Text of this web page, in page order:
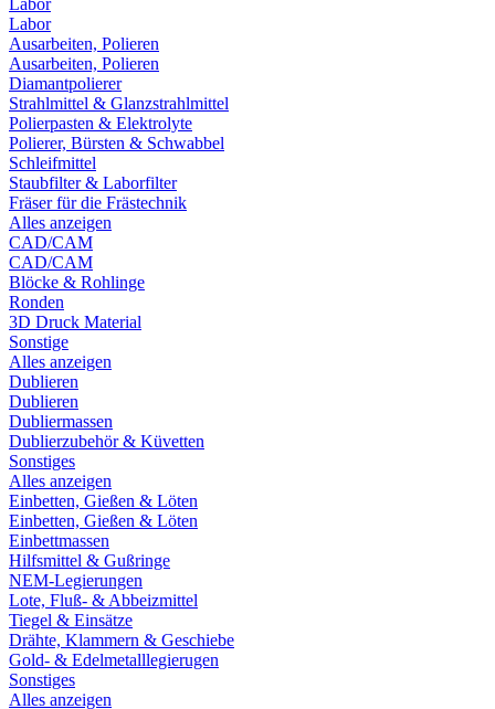
Labor
Labor
Ausarbeiten, Polieren
Ausarbeiten, Polieren
Diamantpolierer
Strahlmittel & Glanzstrahlmittel
Polierpasten & Elektrolyte
Polierer, Bürsten & Schwabbel
Schleifmittel
Staubfilter & Laborfilter
Fräser für die Frästechnik
Alles anzeigen
CAD/CAM
CAD/CAM
Blöcke & Rohlinge
Ronden
3D Druck Material
Sonstige
Alles anzeigen
Dublieren
Dublieren
Dubliermassen
Dublierzubehör & Küvetten
Sonstiges
Alles anzeigen
Einbetten, Gießen & Löten
Einbetten, Gießen & Löten
Einbettmassen
Hilfsmittel & Gußringe
NEM-Legierungen
Lote, Fluß- & Abbeizmittel
Tiegel & Einsätze
Drähte, Klammern & Geschiebe
Gold- & Edelmetalllegierugen
Sonstiges
Alles anzeigen